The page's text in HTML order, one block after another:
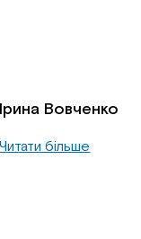
Ірина Вовченко
Читати більше